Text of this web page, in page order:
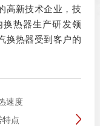
高新技术企业，技
热器生产研发领
换热器受到客户的
速度
点